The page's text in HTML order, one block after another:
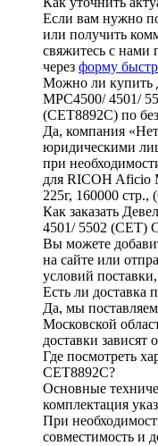
Если вам нужно
или получить
свяжитесь с нами
через форму
Можно ли купить
MPC4500/ 4501/
(CET8892C) по
Да, компания
юридическими
при
для RICOH Aficio
225г, 160000 стр.,
Как заказать
4501/ 5502 (CET)
Вы можете
на сайте или
условий
Есть ли доставка
Да, мы
Московской
доставки зависят
Где посмотреть
CET8892C?
Основные
комплектация
При
совместимость и